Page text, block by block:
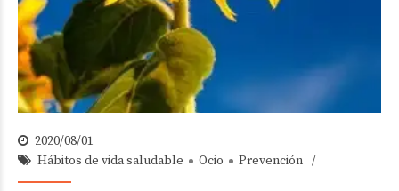
2020/08/01
Hábitos de vida saludable
Ocio Prevención